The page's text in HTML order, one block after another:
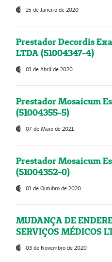
15 de Janeiro de 2020
Prestador Decordis
LTDA (51004347-4)
01 de Abril de 2020
Prestador Mosaicum
(51004355-5)
07 de Maio de 2021
Prestador Mosaicum
(51004352-0)
01 de Outubro de 2020
MUDANÇA DE
SERVIÇOS MÉDICOS
03 de Novembro de 2020